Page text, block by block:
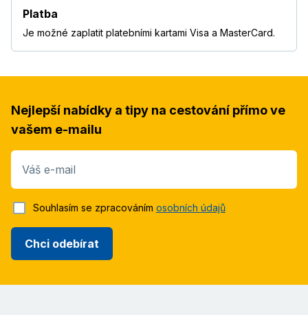
Platba
Je možné zaplatit platebními kartami Visa a MasterCard.
Nejlepší nabídky a tipy na cestování přímo ve
vašem e-mailu
Váš e-mail
Chci odebírat
Souhlasím se zpracováním osobních údajů